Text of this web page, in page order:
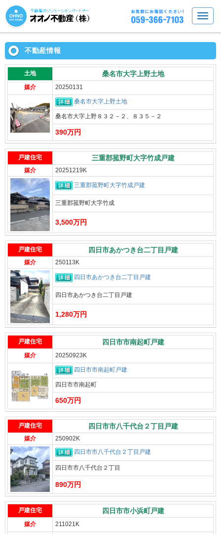
不動産情報
土地 桑名市大字上野土地
媒介 20250131
桑名市大字上野土地
桑名市大字上野８３２－２、８３５－２
390万円
戸建住宅 三重郡菰野町大字竹成戸建
媒介 20251219K
三重郡菰野町大字竹成戸建
三重郡菰野町大字竹成
3,500万円
戸建住宅 四日市あかつき台二丁目戸建
媒介 250113K
四日市あかつき台二丁目戸建
四日市あかつき台二丁目戸建
1,280万円
戸建住宅 四日市市南起町戸建
媒介 20250923K
四日市市南起町戸建
四日市市南起町
650万円
戸建住宅 四日市市八千代台２丁目戸建
媒介
250902K
四日市市八千代台２丁目戸建
四日市市八千代台２丁目
890万円
戸建住宅 四日市市小浜町戸建
媒介 211021K